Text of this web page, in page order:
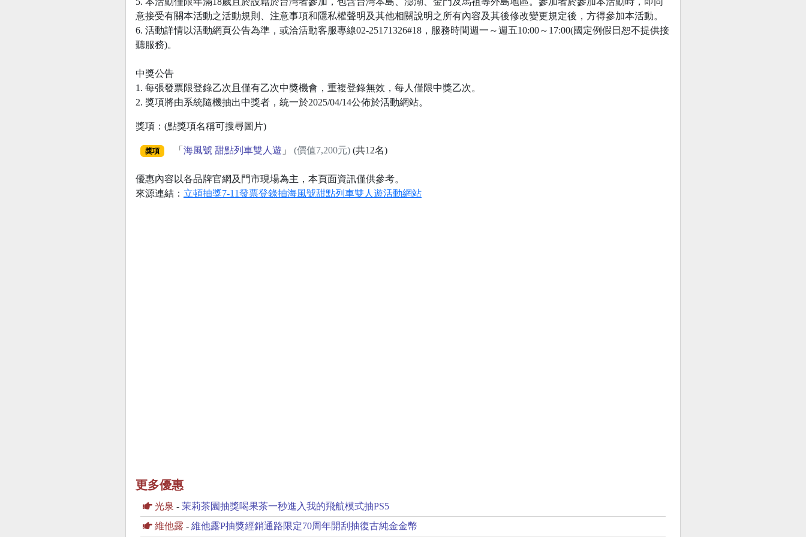
意接受有關本活動之活動規則、注意事項和隱私權聲明及其他相關說明之所有內容及其後修改變更規定後，方得參加本活動。
6. 活動詳情以活動網頁公告為準，或洽活動客服專線02-25171326#18，服務時間週一～週五10:00～17:00(國定例假日恕不提供接
聽服務)。
中獎公告
1. 每張發票限登錄乙次且僅有乙次中獎機會，重複登錄無效，每人僅限中獎乙次。
2. 獎項將由系統隨機抽出中獎者，統一於2025/04/14公佈於活動網站。
獎項：(點獎項名稱可搜尋圖片)
獎項 「 海風號 甜點列車雙人遊 」 (價值7,200元)(共12名)
優惠內容以各品牌官網及門市現場為主，本頁面資訊僅供參考。
來源連結： 立頓抽獎7-11發票登錄抽海風號甜點列車雙人遊活動網站
更多優惠
光泉 - 茉莉茶園抽獎喝果茶一秒進入我的飛航模式抽PS5
維他露 - 維他露P抽獎經銷通路限定70周年開刮抽復古純金金幣